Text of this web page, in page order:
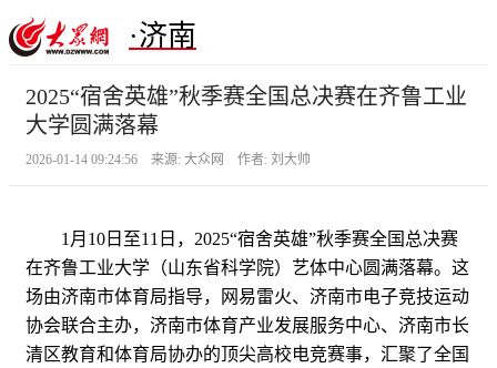
·济南
2025“宿舍英雄”秋季赛全国总决赛在齐鲁工业
大学圆满落幕
2026-01-14 09:24:56 来源: 大众网 作者: 刘大帅
1月10日至11日，2025“宿舍英雄”秋季赛全国总决赛
在齐鲁工业大学（山东省科学院）艺体中心圆满落幕。这
场由济南市体育局指导，网易雷火、济南市电子竞技运动
协会联合主办，济南市体育产业发展服务中心、济南市长
清区教育和体育局协办的顶尖高校电竞赛事，汇聚了全国